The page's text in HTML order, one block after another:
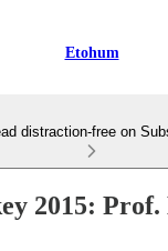
Etohum
distraction-free on
2015: